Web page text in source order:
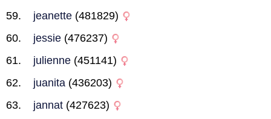
jeanette (481829)
jessie (476237)
julienne (451141)
juanita (436203)
jannat (427623)